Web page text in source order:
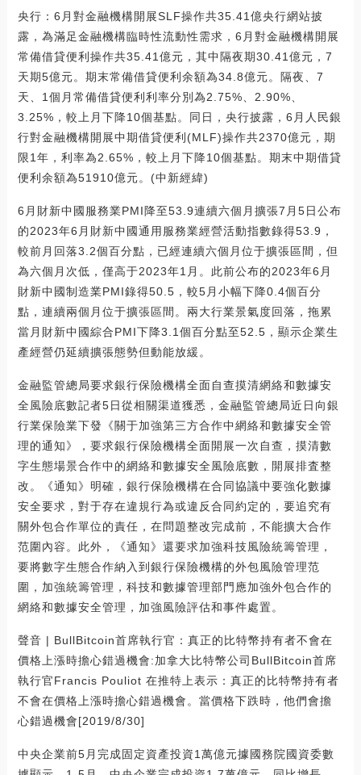
央行：6月對金融機構開展SLF操作共35.41億央行網站披
露，為滿足金融機構臨時性流動性需求，6月對金融機構開展
常備借貸便利操作共35.41億元，其中隔夜期30.41億元，7
天期5億元。期末常備借貸便利余額為34.8億元。隔夜、7
天、1個月常備借貸便利利率分別為2.75%、2.90%、
3.25%，較上月下降10個基點。同日，央行披露，6月人民銀
行對金融機構開展中期借貸便利(MLF)操作共2370億元，期
限1年，利率為2.65%，較上月下降10個基點。期末中期借貸
便利余額為51910億元。(中新經緯)
6月財新中國服務業PMI降至53.9連續六個月擴張7月5日公布
的2023年6月財新中國通用服務業經營活動指數錄得53.9，
較前月回落3.2個百分點，已經連續六個月位于擴張區間，但
為六個月次低，僅高于2023年1月。此前公布的2023年6月
財新中國制造業PMI錄得50.5，較5月小幅下降0.4個百分
點，連續兩個月位于擴張區間。兩大行業景氣度回落，拖累
當月財新中國綜合PMI下降3.1個百分點至52.5，顯示企業生
產經營仍延續擴張態勢但動能放緩。
金融監管總局要求銀行保險機構全面自查摸清網絡和數據安
全風險底數記者5日從相關渠道獲悉，金融監管總局近日向銀
行業保險業下發《關于加強第三方合作中網絡和數據安全管
理的通知》，要求銀行保險機構全面開展一次自查，摸清數
字生態場景合作中的網絡和數據安全風險底數，開展排査整
改。《通知》明確，銀行保險機構在合同協議中要強化數據
安全要求，對于存在違規行為或違反合同約定的，要追究有
關外包合作單位的責任，在問題整改完成前，不能擴大合作
范圍內容。此外，《通知》還要求加強科技風險統籌管理，
要將數字生態合作納入到銀行保險機構的外包風險管理范
圍，加強統籌管理，科技和數據管理部門應加強外包合作的
網絡和數據安全管理，加強風險評估和事件處置。
聲音 | BullBitcoin首席執行官：真正的比特幣持有者不會在
價格上漲時擔心錯過機會:加拿大比特幣公司BullBitcoin首席
執行官Francis Pouliot 在推特上表示：真正的比特幣持有者
不會在價格上漲時擔心錯過機會。當價格下跌時，他們會擔
心錯過機會[2019/8/30]
中央企業前5月完成固定資產投資1萬億元據國務院國資委數